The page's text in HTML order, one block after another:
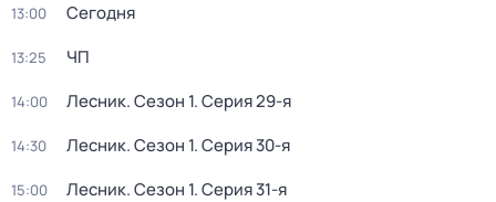
13:00 Сегодня
13:25 ЧП
14:00 Лесник. Сезон 1. Серия 29-я
14:30 Лесник. Сезон 1. Серия 30-я
15:00 Лесник. Сезон 1. Серия 31-я